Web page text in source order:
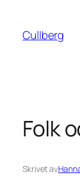
innehåll
Cullberg
Folk
Skrivet av